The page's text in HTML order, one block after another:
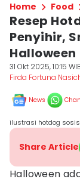
Home Food
Resep
Penyihir,
Halloween
31 Okt 2025, 10:15
Firda Fortuna
News
ilustrasi hotdog
Share Article
Halloween